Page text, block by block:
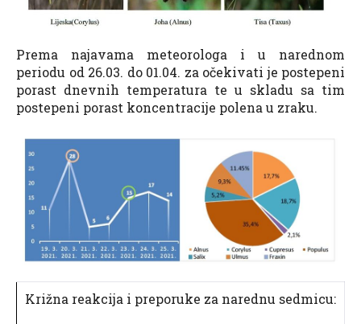
Prema najavama meteorologa i u narednom
periodu od 26.03. do 01.04. za očekivati je postepeni
porast dnevnih temperatura te u skladu sa tim
postepeni porast koncentracije polena u zraku.
Križna reakcija i preporuke za narednu sedmicu: